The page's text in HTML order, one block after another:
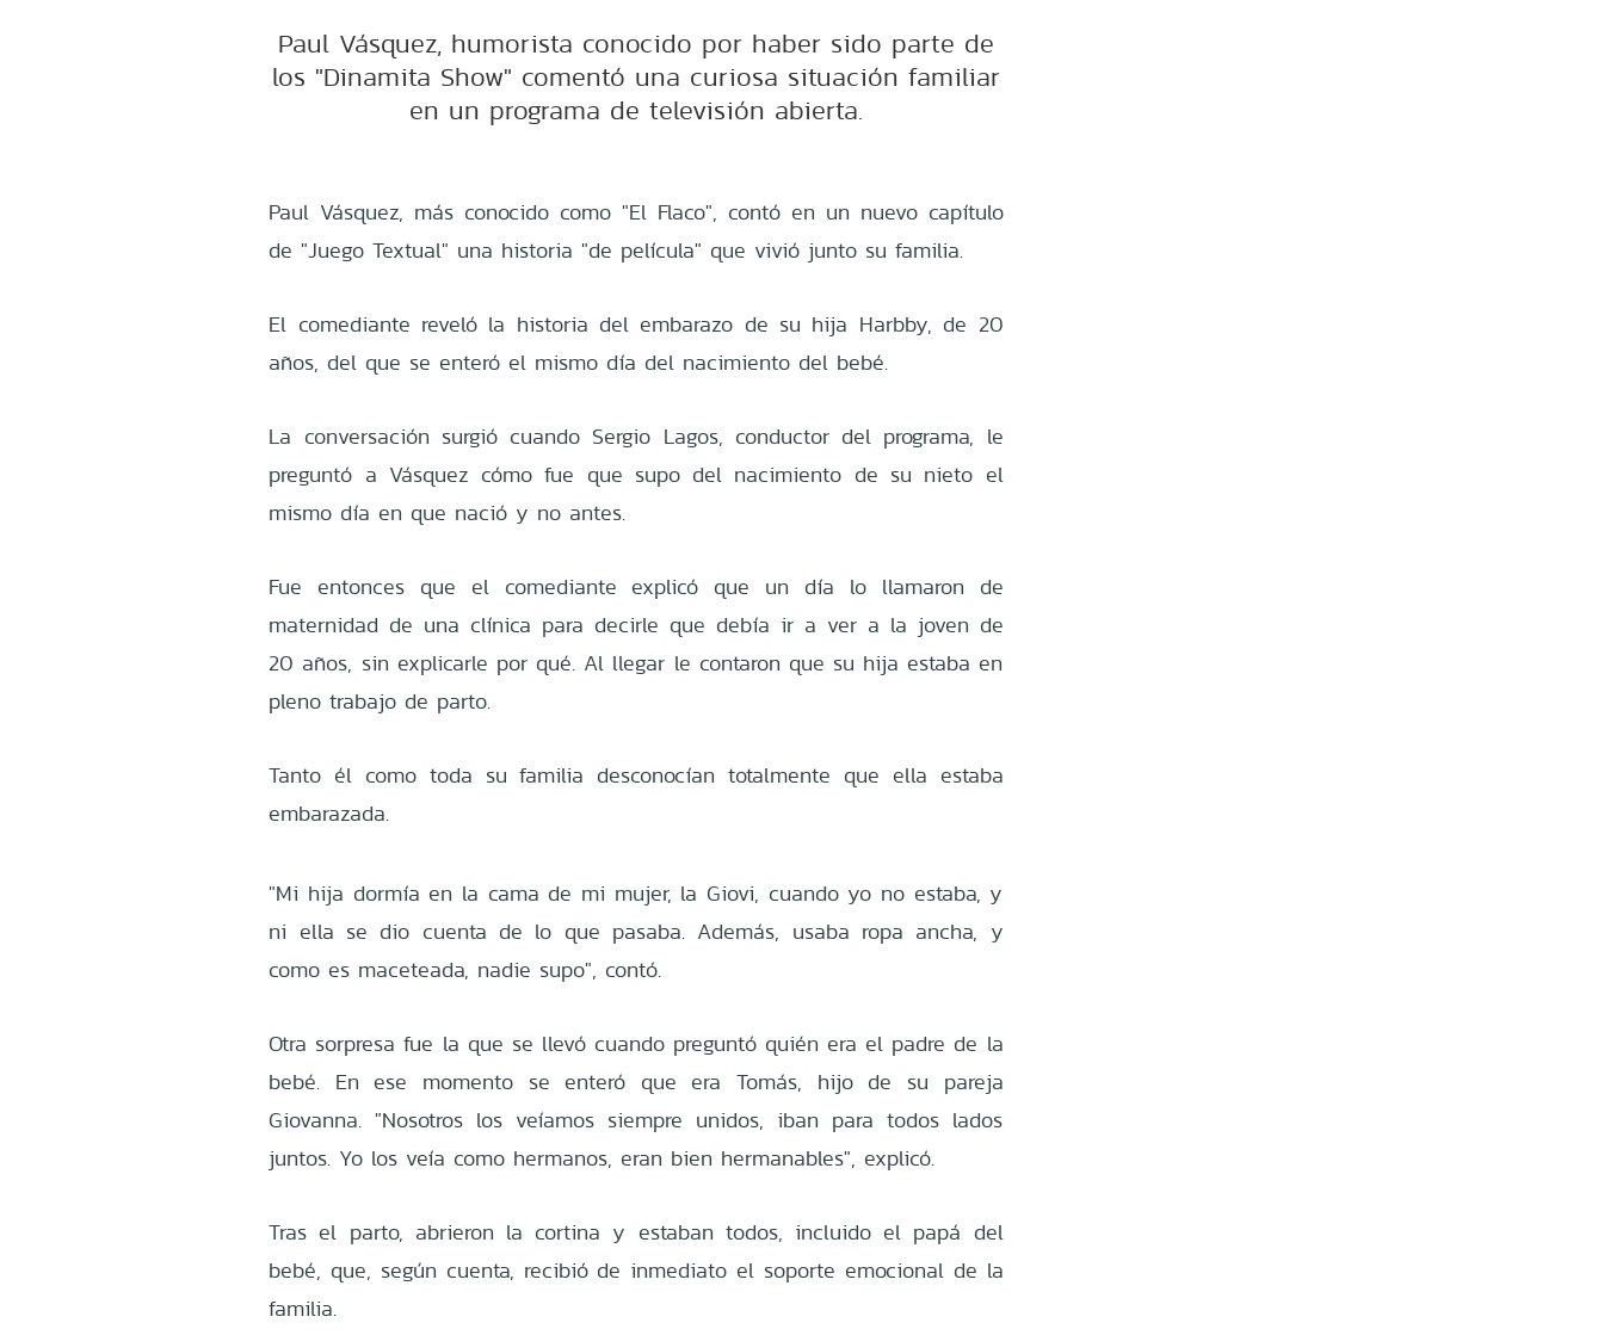
Paul Vásquez, humorista conocido por haber sido parte de
los "Dinamita Show" comentó una curiosa situación familiar
en un programa de televisión abierta.
Paul Vásquez, más conocido como "El Flaco", contó en un nuevo capítulo
de "Juego Textual" una historia "de película" que vivió junto su familia.
El comediante reveló la historia del embarazo de su hija Harbby, de 20
años, del que se enteró el mismo día del nacimiento del bebé.
La conversación surgió cuando Sergio Lagos, conductor del programa, le
preguntó a Vásquez cómo fue que supo del nacimiento de su nieto el
mismo día en que nació y no antes.
Fue entonces que el comediante explicó que un día lo llamaron de
maternidad de una clínica para decirle que debía ir a ver a la joven de
20 años, sin explicarle por qué. Al llegar le contaron que su hija estaba en
pleno trabajo de parto.
Tanto él como toda su familia desconocían totalmente que ella estaba
embarazada.
"Mi hija dormía en la cama de mi mujer, la Giovi, cuando yo no estaba, y
ni ella se dio cuenta de lo que pasaba. Además, usaba ropa ancha, y
como es maceteada, nadie supo", contó.
Otra sorpresa fue la que se llevó cuando preguntó quién era el padre de la
bebé. En ese momento se enteró que era Tomás, hijo de su pareja
Giovanna. "Nosotros los veíamos siempre unidos, iban para todos lados
juntos. Yo los veía como hermanos, eran bien hermanables", explicó.
Tras el parto, abrieron la cortina y estaban todos, incluido el papá del
bebé, que, según cuenta, recibió de inmediato el soporte emocional de la
familia.